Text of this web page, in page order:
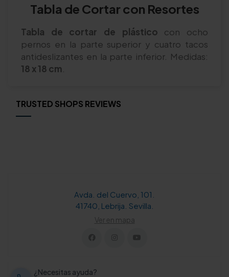
Tabla de Cortar con Resortes
Tabla de cortar de plástico con ocho
pernos en la parte superior y cuatro tacos
antideslizantes en la parte inferior. Medidas:
18 x 18 cm
TRUSTED SHOPS REVIEWS
Avda. del Cuervo, 101.
41740, Lebrija. Sevilla.
Ver en mapa
¿Necesitas ayuda?